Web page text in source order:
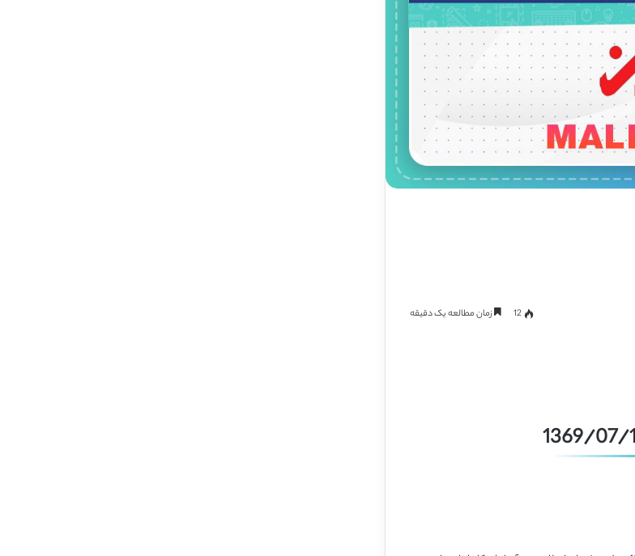
12 زمان مطالعه یک دقیقه